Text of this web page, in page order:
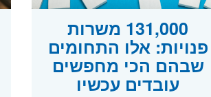
131,000 משרות
פנויות: אלו התחומים
שבהם הכי מחפשים
עובדים עכשיו